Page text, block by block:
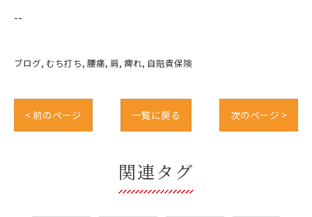
--
ブログ むち打ち 腰痛 肩 痺れ 自賠責保険
< 前のページ 一覧に戻る 次のページ >
関連タグ